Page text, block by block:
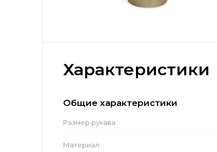
Характеристики
Общие характеристики
Размер рукава
Материал